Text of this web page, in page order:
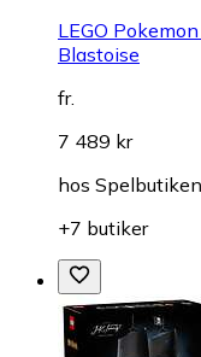
LEGO
Blastoise
fr.
7 489 kr
hos
+7 butiker